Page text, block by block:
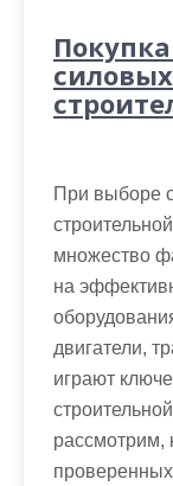
При выборе
множество
на
двигатели,
играют
рассмотрим,